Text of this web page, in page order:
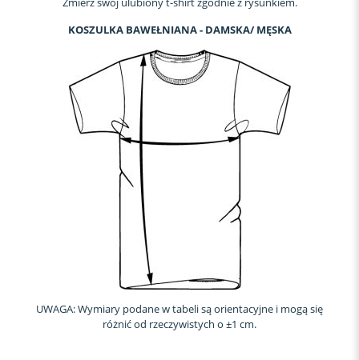
KOSZULKA BAWEŁNIANA - DAMSKA/ MĘSKA
UWAGA: Wymiary podane w tabeli są orientacyjne i mogą się
różnić od rzeczywistych o ±1 cm.